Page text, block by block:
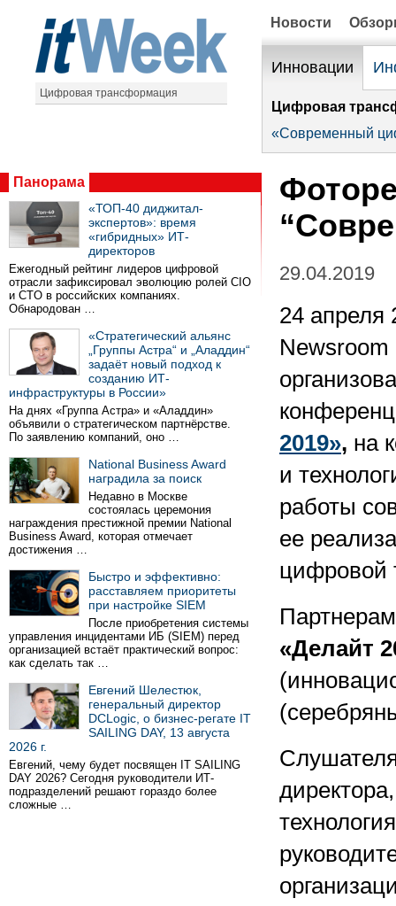
Цифровая трансформация
Новости
Инновации
Цифровая
«Современный
Панорама
«ТОП-40 диджитал-
экспертов»: время
«гибридных» ИТ-
директоров
Ежегодный рейтинг лидеров цифровой
отрасли зафиксировал эволюцию ролей CIO
и CTO в российских компаниях.
Обнародован …
«Стратегический альянс
„Группы Астра“ и „Аладдин“
задаёт новый подход к
созданию ИТ-
инфраструктуры в России»
На днях «Группа Астра» и «Аладдин»
объявили о стратегическом партнёрстве.
По заявлению компаний, оно …
National Business Award
наградила за поиск
Недавно в Москве
состоялась церемония
награждения престижной премии National
Business Award, которая отмечает
достижения …
Быстро и эффективно:
расставляем приоритеты
при настройке SIEM
После приобретения системы
управления инцидентами ИБ (SIEM) перед
организацией встаёт практический вопрос:
как сделать так …
Евгений Шелестюк,
генеральный директор
DCLogic, о бизнес-регате IT
SAILING DAY, 13 августа
2026 г.
Евгений, чему будет посвящен IT SAILING
DAY 2026? Сегодня руководители ИТ-
подразделений решают гораздо более
сложные …
29.04.2019
24 апреля
2019», на
и
работы
ее
цифровой
«Делайт